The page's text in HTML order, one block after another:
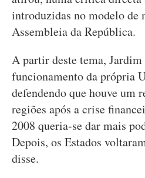
introduzidas no modelo de
Assembleia da República.
A partir deste tema,
funcionamento da própria
defendendo que houve um
regiões após a crise
2008 queria-se dar mais
Depois, os Estados
disse.